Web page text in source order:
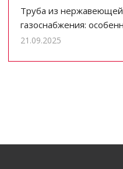
Труба из нержавеющей
газоснабжения:
21.09.2025